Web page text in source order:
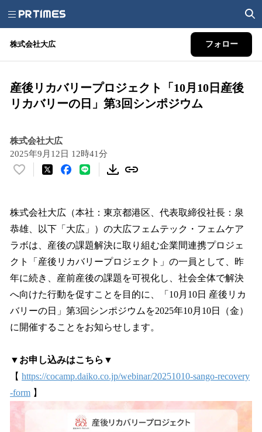
株式会社大広 フォロー
産後リカバリープロジェクト「10月10日産後
リカバリーの日」第3回シンポジウム
株式会社大広
2025年9月12日 12時41分
い
！
数
を
読
み
込
み
中
で
す
株式会社大広（本社：東京都港区、代表取締役社長：泉
恭雄、以下「大広」）の大広フェムテック・フェムケア
ラボは、産後の課題解決に取り組む企業間連携プロジェ
クト「産後リカバリープロジェクト」の一員として、昨
年に続き、産前産後の課題を可視化し、社会全体で解決
へ向けた行動を促すことを目的に、「10月10日 産後リカ
バリーの日」第3回シンポジウムを2025年10月10日（金）
に開催することをお知らせします。
▼お申し込みはこちら▼
【 https://cocamp.daiko.co.jp/webinar/20251010-sango-recovery
-form 】